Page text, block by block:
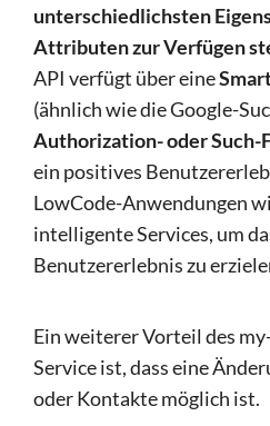
unterschiedlichsten
Attributen zur Verfügen
API verfügt über eine
(ähnlich wie die Google-
Authorization- oder
ein positives
LowCode-Anwendungen
intelligente Services, um
Benutzererlebnis zu
Ein weiterer Vorteil des
Service ist, dass eine
oder Kontakte möglich ist.